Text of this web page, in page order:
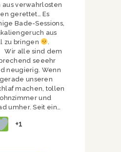
verwahrlosten
gerettet… Es
Bade-Sessions,
aus
zu bringen
sind dem
seeehr
neugierig. Wenn
unseren
machen, tollen
und
umher. Seit ein…
+1